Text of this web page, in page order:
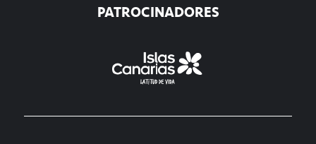
PATROCINADORES